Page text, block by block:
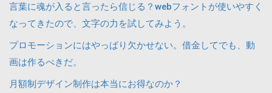
言葉に魂が入ると言ったら信じる？webフォントが使いやすく
なってきたので、文字の力を試してみよう。
プロモーションにはやっぱり欠かせない。借金してでも、動
画は作るべきだ。
月額制デザイン制作は本当にお得なのか？